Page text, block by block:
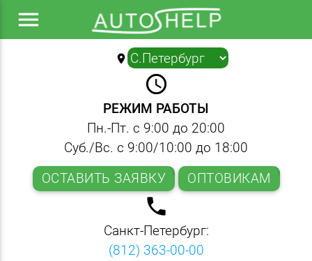
menu
location_on ▼
query_builder
РЕЖИМ РАБОТЫ
Пн.-Пт. с 9:00 до 20:00
Суб./Вс. с 9:00/10:00 до 18:00
ОСТАВИТЬ ЗАЯВКУ
ОПТОВИКАМ
local_phone
Санкт-Петербург:
(812) 363-00-00